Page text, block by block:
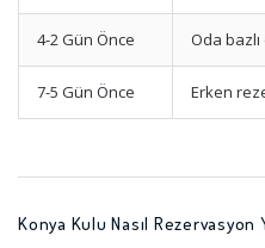
4-2 Gün Önce Oda
7-5 Gün Önce Erken
Konya Kulu Nasıl Rezervasyon